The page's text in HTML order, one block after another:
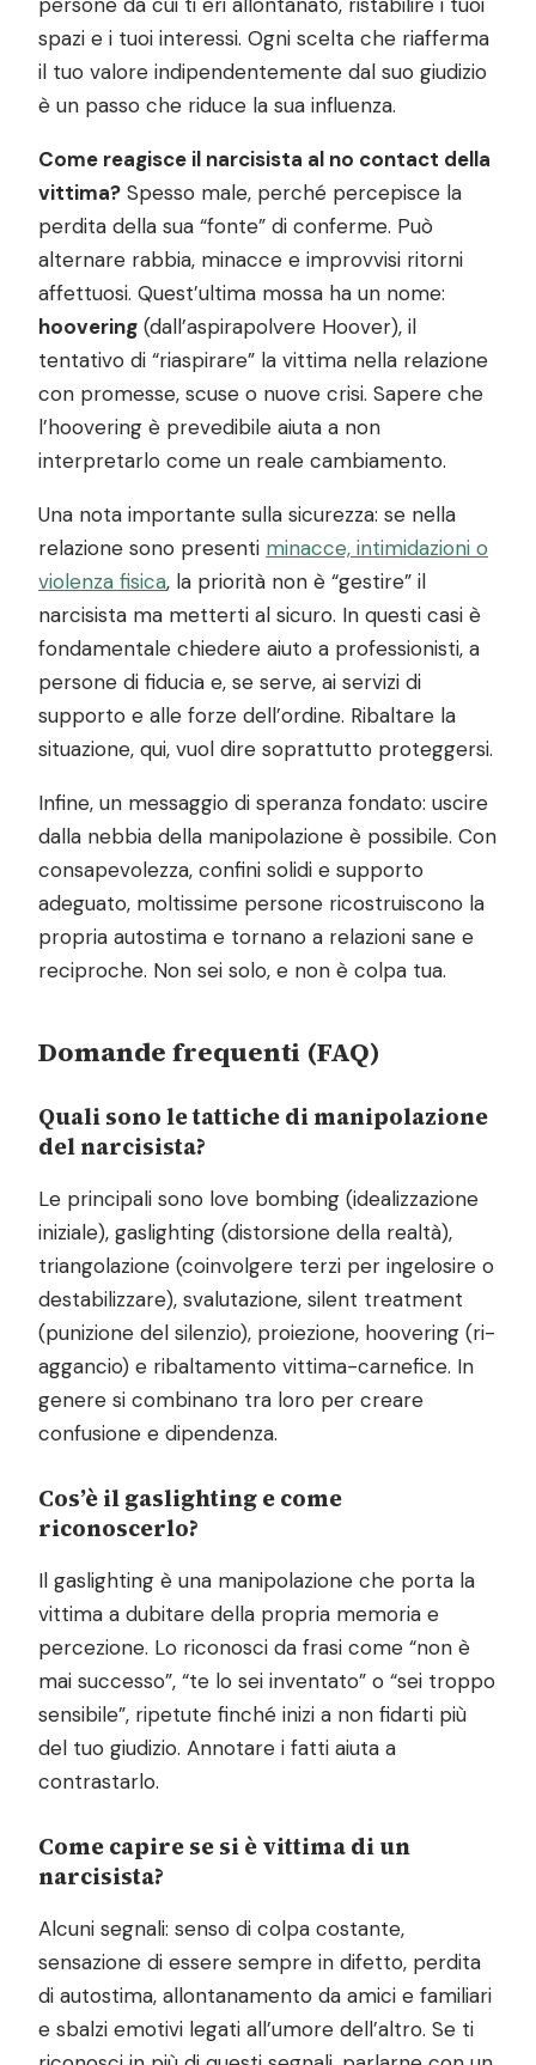
spazi e i tuoi interessi. Ogni scelta che riafferma
il tuo valore indipendentemente dal suo giudizio
è un passo che riduce la sua influenza.
Come reagisce il narcisista al no contact della
vittima? Spesso male, perché percepisce la
perdita della sua “fonte” di conferme. Può
alternare rabbia, minacce e improvvisi ritorni
affettuosi. Quest’ultima mossa ha un nome:
hoovering (dall’aspirapolvere Hoover), il
tentativo di “riaspirare” la vittima nella relazione
con promesse, scuse o nuove crisi. Sapere che
l’hoovering è prevedibile aiuta a non
interpretarlo come un reale cambiamento.
Una nota importante sulla sicurezza: se nella
relazione sono presenti minacce, intimidazioni o
violenza fisica, la priorità non è “gestire” il
narcisista ma metterti al sicuro. In questi casi è
fondamentale chiedere aiuto a professionisti, a
persone di fiducia e, se serve, ai servizi di
supporto e alle forze dell’ordine. Ribaltare la
situazione, qui, vuol dire soprattutto proteggersi.
Infine, un messaggio di speranza fondato: uscire
dalla nebbia della manipolazione è possibile. Con
consapevolezza, confini solidi e supporto
adeguato, moltissime persone ricostruiscono la
propria autostima e tornano a relazioni sane e
reciproche. Non sei solo, e non è colpa tua.
Domande frequenti (FAQ)
Quali sono le tattiche di manipolazione
del narcisista?
Le principali sono love bombing (idealizzazione
iniziale), gaslighting (distorsione della realtà),
triangolazione (coinvolgere terzi per ingelosire o
destabilizzare), svalutazione, silent treatment
(punizione del silenzio), proiezione, hoovering (ri-
aggancio) e ribaltamento vittima-carnefice. In
genere si combinano tra loro per creare
confusione e dipendenza.
Cos’è il gaslighting e come
riconoscerlo?
Il gaslighting è una manipolazione che porta la
vittima a dubitare della propria memoria e
percezione. Lo riconosci da frasi come “non è
mai successo”, “te lo sei inventato” o “sei troppo
sensibile”, ripetute finché inizi a non fidarti più
del tuo giudizio. Annotare i fatti aiuta a
contrastarlo.
Come capire se si è vittima di un
narcisista?
Alcuni segnali: senso di colpa costante,
sensazione di essere sempre in difetto, perdita
di autostima, allontanamento da amici e familiari
e sbalzi emotivi legati all’umore dell’altro. Se ti